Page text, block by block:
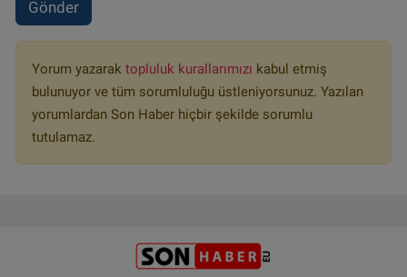
Gönder
Yorum yazarak topluluk kurallarımızı kabul etmiş
bulunuyor ve tüm sorumluluğu üstleniyorsunuz. Yazılan
yorumlardan Son Haber hiçbir şekilde sorumlu
tutulamaz.